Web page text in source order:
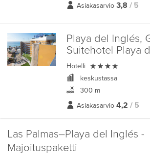
Asiakasarvio 3,8 / 5
Playa del Inglés,
Suitehotel Playa
Hotelli 
keskustassa
300 m
Asiakasarvio 4,2 / 5
Las Palmas–Playa del Inglés -
Majoituspaketti